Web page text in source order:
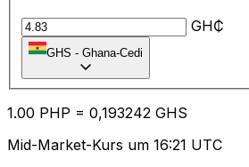
GH₵
GHS - Ghana-Cedi
1.00 PHP = 0,193242 GHS
Mid-Market-Kurs um 16:21 UTC